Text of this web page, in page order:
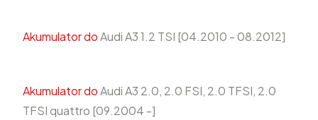
Akumulator doAudi A3 1.2 TSI [04.2010 - 08.2012]
Akumulator doAudi A3 2.0, 2.0 FSI, 2.0 TFSI, 2.0
TFSI quattro [09.2004 -]